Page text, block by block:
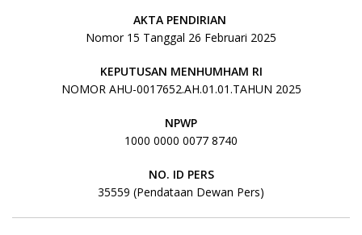
AKTA PENDIRIAN
Nomor 15 Tanggal 26 Februari 2025
KEPUTUSAN MENHUMHAM RI
NOMOR AHU-0017652.AH.01.01.TAHUN 2025
NPWP
1000 0000 0077 8740
NO. ID PERS
35559 (Pendataan Dewan Pers)